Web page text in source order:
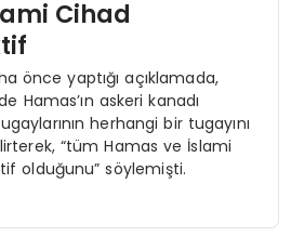
Cihad
önce yaptığı açıklamada,
Hamas’ın askeri kanadı
herhangi bir tugayını
“tüm Hamas ve İslami
olduğunu” söylemişti.